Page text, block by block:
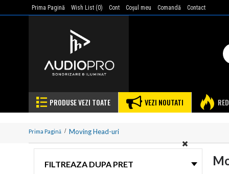
Prima Pagină Wish List (0) Cont Coşul meu Comandă Contact
PRODUSE VEZI TOATE VEZI NOUTATI
Prima Pagină Moving Head-uri
FILTREAZA DUPA PRET